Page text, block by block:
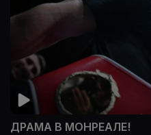
ДРАМА В МОНРЕАЛЕ!